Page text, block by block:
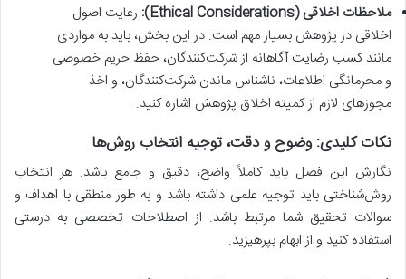
ملاحظات اخلاقی (Ethical Considerations):
رعایت اصول
اخلاقی در پژوهش بسیار مهم است. در این بخش، باید به مواردی
مانند کسب رضایت آگاهانه از شرکت‌کنندگان، حفظ حریم خصوصی
و محرمانگی اطلاعات، ناشناس ماندن شرکت‌کنندگان، و اخذ
مجوزهای لازم از کمیته اخلاق پژوهش اشاره کنید.
نکات کلیدی: وضوح و دقت، توجیه انتخاب روش‌ها
نگارش این فصل باید کاملاً واضح، دقیق و جامع باشد. هر انتخاب
روش‌شناختی باید توجیه علمی داشته باشد و به طور منطقی با اهداف و
سوالات تحقیق شما مرتبط باشد. از اصطلاحات تخصصی به درستی
استفاده کنید و از ابهام بپرهیزید.